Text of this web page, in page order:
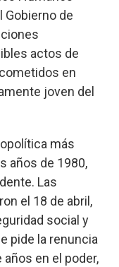
Gobierno de
actos de
en
joven del
más
años de 1980,
Las
el 18 de abril,
social y
pide la renuncia
en el poder,